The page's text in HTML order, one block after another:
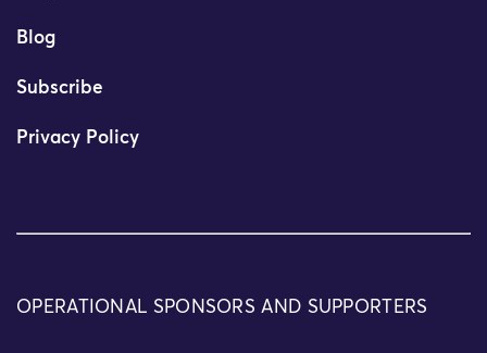
Blog
Subscribe
Privacy Policy
OPERATIONAL SPONSORS AND SUPPORTERS